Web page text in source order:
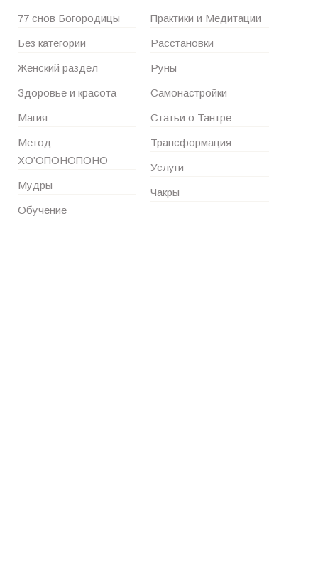
77 снов Богородицы
Без категории
Женский раздел
Здоровье и красота
Магия
Метод
ХО’ОПОНОПОНО
Мудры
Обучение
Практики и Медитации
Расстановки
Руны
Самонастройки
Статьи о Тантре
Трансформация
Услуги
Чакры